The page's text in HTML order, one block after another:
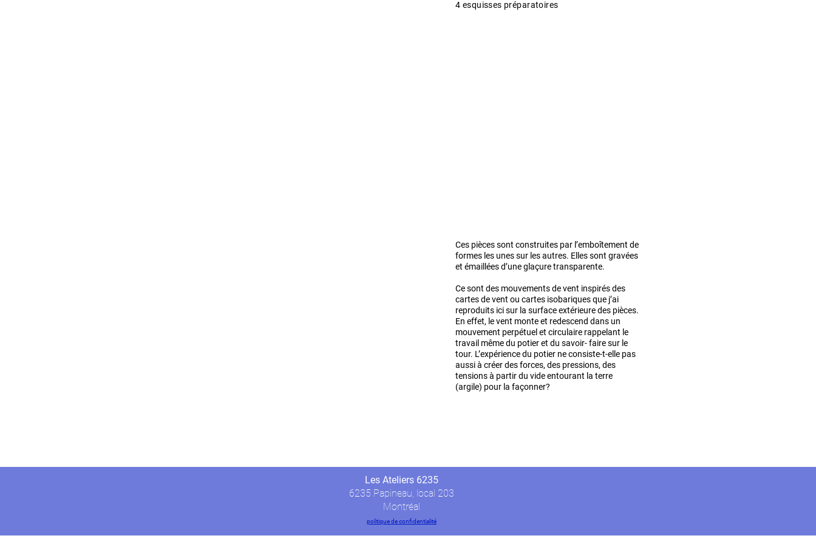
4 esquisses préparatoires
Ces pièces sont construites par l’emboîtement de
formes les unes sur les autres. Elles sont gravées
et émaillées d’une glaçure transparente.
Ce sont des mouvements de vent inspirés des
cartes de vent ou cartes isobariques que j’ai
reproduits ici sur la surface extérieure des pièces.
En effet, le vent monte et redescend dans un
mouvement perpétuel et circulaire rappelant le
travail même du potier et du savoir- faire sur le
tour. L’expérience du potier ne consiste-t-elle pas
aussi à créer des forces, des pressions, des
tensions à partir du vide entourant la terre
(argile) pour la façonner?
Les Ateliers 6235
6235 Papineau, local 203
Montréal
politique de confidentialité